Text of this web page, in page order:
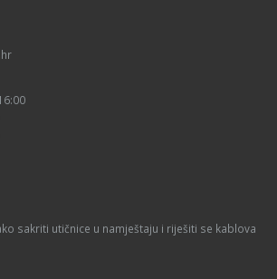
sakriti utičnice u namještaju i riješiti se kablova